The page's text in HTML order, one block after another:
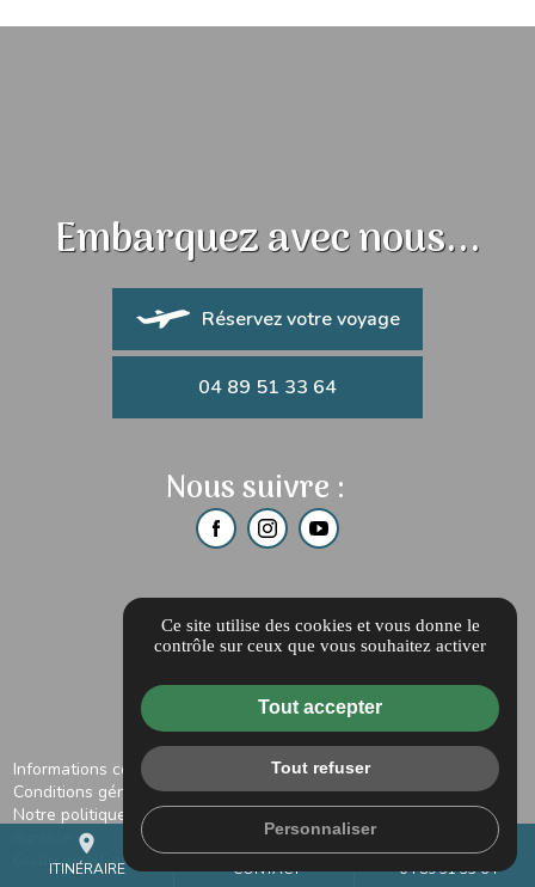
place
ITINÉRAIRE CONTACT 04 89 51 33 64
Embarquez avec nous...
Réservez votre voyage
04 89 51 33 64
Nous suivre :
Informations complémentaires
Mentions légales
Conditions générales de vente
Notre politique d'engagement en développement
Guide localGestion des cookies
Ce site utilise des cookies et vous donne le
contrôle sur ceux que vous souhaitez activer
Tout accepter
Tout refuser
Personnaliser